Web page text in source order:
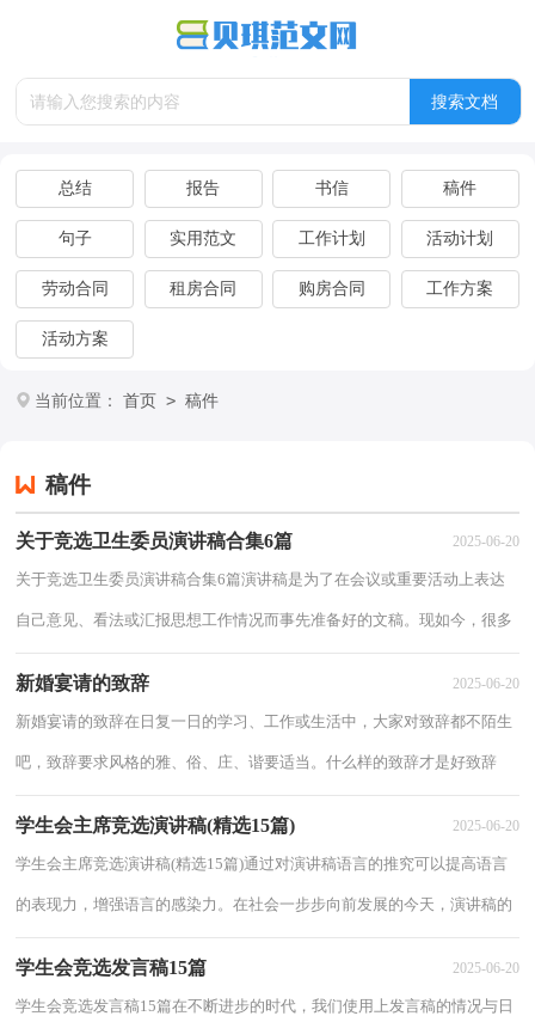
总结 报告 书信 稿件
句子 实用范文 工作计划 活动计划
劳动合同 租房合同 购房合同 工作方案
活动方案
当前位置： 首页 > 稿件
稿件
关于竞选卫生委员演讲稿合集6篇 2025-06-20
关于竞选卫生委员演讲稿合集6篇演讲稿是为了在会议或重要活动上表达
自己意见、看法或汇报思想工作情况而事先准备好的文稿。现如今，很多
地方都会使用到演讲稿，为了让您在写演...
新婚宴请的致辞 2025-06-20
新婚宴请的致辞在日复一日的学习、工作或生活中，大家对致辞都不陌生
吧，致辞要求风格的雅、俗、庄、谐要适当。什么样的致辞才是好致辞
呢？以下是小编收集整理的新婚宴请的致辞，仅...
学生会主席竞选演讲稿(精选15篇) 2025-06-20
学生会主席竞选演讲稿(精选15篇)通过对演讲稿语言的推究可以提高语言
的表现力，增强语言的感染力。在社会一步步向前发展的今天，演讲稿的
使用频率越来越高，相信许多人会觉得演讲...
学生会竞选发言稿15篇 2025-06-20
学生会竞选发言稿15篇在不断进步的时代，我们使用上发言稿的情况与日